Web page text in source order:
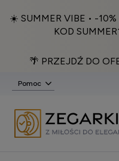
☀️ SUMMER VIBE • -
KOD
🌴 PRZEJDŹ DO
Pomoc